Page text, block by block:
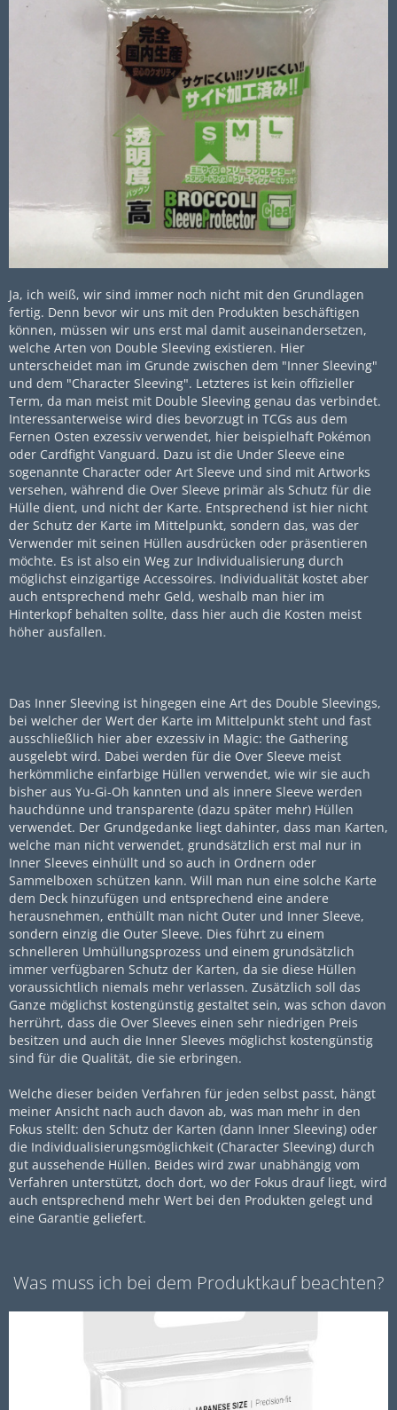
Ja, ich weiß, wir sind immer noch nicht mit den Grundlagen
fertig. Denn bevor wir uns mit den Produkten beschäftigen
können, müssen wir uns erst mal damit auseinandersetzen,
welche Arten von Double Sleeving existieren. Hier
unterscheidet man im Grunde zwischen dem "Inner Sleeving"
und dem "Character Sleeving". Letzteres ist kein offizieller
Term, da man meist mit Double Sleeving genau das verbindet.
Interessanterweise wird dies bevorzugt in TCGs aus dem
Fernen Osten exzessiv verwendet, hier beispielhaft Pokémon
oder Cardfight Vanguard. Dazu ist die Under Sleeve eine
sogenannte Character oder Art Sleeve und sind mit Artworks
versehen, während die Over Sleeve primär als Schutz für die
Hülle dient, und nicht der Karte. Entsprechend ist hier nicht
der Schutz der Karte im Mittelpunkt, sondern das, was der
Verwender mit seinen Hüllen ausdrücken oder präsentieren
möchte. Es ist also ein Weg zur Individualisierung durch
möglichst einzigartige Accessoires. Individualität kostet aber
auch entsprechend mehr Geld, weshalb man hier im
Hinterkopf behalten sollte, dass hier auch die Kosten meist
höher ausfallen.
Das Inner Sleeving ist hingegen eine Art des Double Sleevings,
bei welcher der Wert der Karte im Mittelpunkt steht und fast
ausschließlich hier aber exzessiv in Magic: the Gathering
ausgelebt wird. Dabei werden für die Over Sleeve meist
herkömmliche einfarbige Hüllen verwendet, wie wir sie auch
bisher aus Yu-Gi-Oh kannten und als innere Sleeve werden
hauchdünne und transparente (dazu später mehr) Hüllen
verwendet. Der Grundgedanke liegt dahinter, dass man Karten,
welche man nicht verwendet, grundsätzlich erst mal nur in
Inner Sleeves einhüllt und so auch in Ordnern oder
Sammelboxen schützen kann. Will man nun eine solche Karte
dem Deck hinzufügen und entsprechend eine andere
herausnehmen, enthüllt man nicht Outer und Inner Sleeve,
sondern einzig die Outer Sleeve. Dies führt zu einem
schnelleren Umhüllungsprozess und einem grundsätzlich
immer verfügbaren Schutz der Karten, da sie diese Hüllen
voraussichtlich niemals mehr verlassen. Zusätzlich soll das
Ganze möglichst kostengünstig gestaltet sein, was schon davon
herrührt, dass die Over Sleeves einen sehr niedrigen Preis
besitzen und auch die Inner Sleeves möglichst kostengünstig
sind für die Qualität, die sie erbringen.
Welche dieser beiden Verfahren für jeden selbst passt, hängt
meiner Ansicht nach auch davon ab, was man mehr in den
Fokus stellt: den Schutz der Karten (dann Inner Sleeving) oder
die Individualisierungsmöglichkeit (Character Sleeving) durch
gut aussehende Hüllen. Beides wird zwar unabhängig vom
Verfahren unterstützt, doch dort, wo der Fokus drauf liegt, wird
auch entsprechend mehr Wert bei den Produkten gelegt und
eine Garantie geliefert.
Was muss ich bei dem Produktkauf beachten?